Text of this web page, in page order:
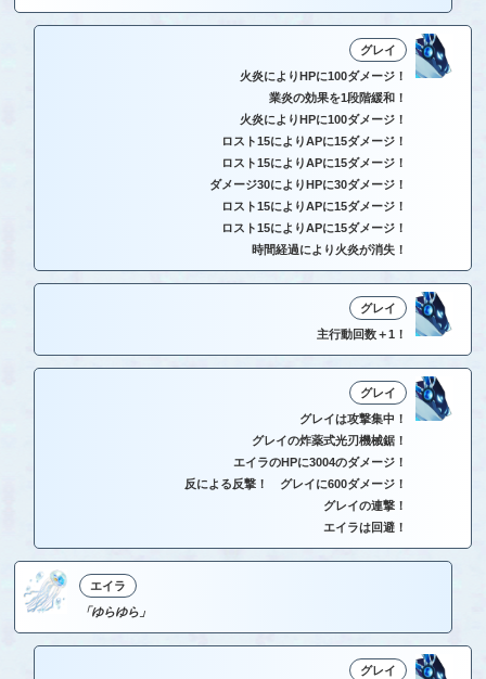
グレイ
火炎によりHPに100ダメージ！
業炎の効果を1段階緩和！
火炎によりHPに100ダメージ！
ロスト15によりAPに15ダメージ！
ロスト15によりAPに15ダメージ！
ダメージ30によりHPに30ダメージ！
ロスト15によりAPに15ダメージ！
ロスト15によりAPに15ダメージ！
時間経過により火炎が消失！
グレイ
主行動回数＋1！
グレイ
グレイは攻撃集中！
グレイの炸薬式光刃機械鋸！
エイラのHPに3004のダメージ！
反による反撃！ グレイに600ダメージ！
グレイの連撃！
エイラは回避！
エイラ
「ゆらゆら」
グレイ